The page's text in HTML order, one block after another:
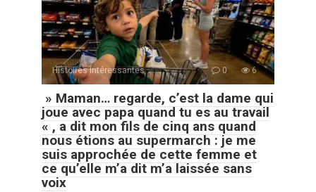
Histoires Intéressantes 0 6
» Maman… regarde, c’est la dame qui
joue avec papa quand tu es au travail
« , a dit mon fils de cinq ans quand
nous étions au supermarch : je me
suis approchée de cette femme et
ce qu’elle m’a dit m’a laissée sans
voix